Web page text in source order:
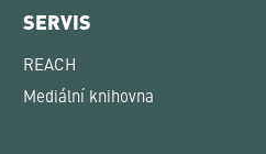
SERVIS
REACH
Mediální knihovna